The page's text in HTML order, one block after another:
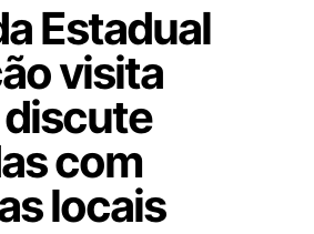
Estadual
visita
com
locais